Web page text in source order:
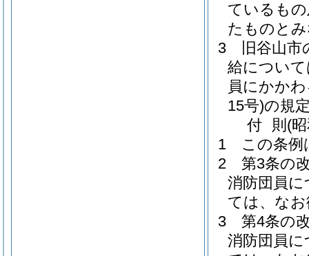
ているも
たものと
3
旧谷山
給について
員にかか
15号)の規
付 則 (
1
この条例
2
第3条の
消防団員
ては、な
3
第4条の
消防団員